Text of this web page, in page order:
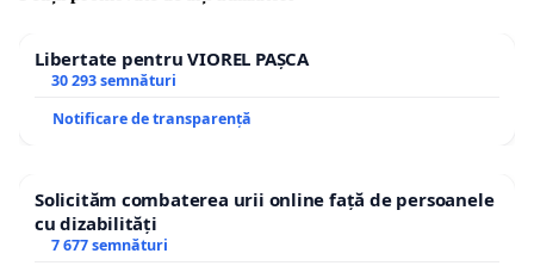
Libertate pentru VIOREL PAȘCA
30 293 semnături
Notificare de transparență
Solicităm combaterea urii online față de persoanele
cu dizabilități
7 677 semnături